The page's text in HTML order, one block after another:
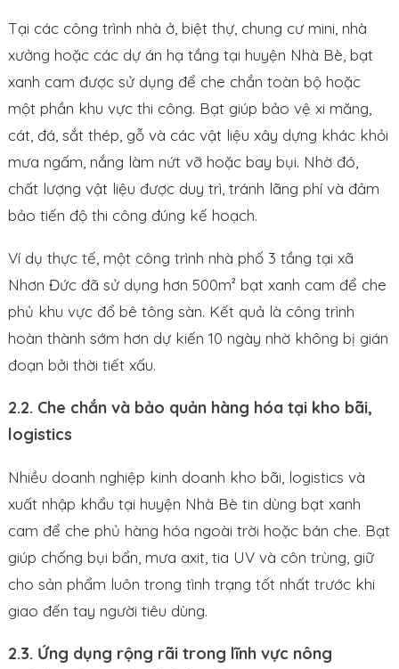
Tại các công trình nhà ở, biệt thự, chung cư mini, nhà
xưởng hoặc các dự án hạ tầng tại huyện Nhà Bè, bạt
xanh cam được sử dụng để che chắn toàn bộ hoặc
một phần khu vực thi công. Bạt giúp bảo vệ xi măng,
cát, đá, sắt thép, gỗ và các vật liệu xây dựng khác khỏi
mưa ngấm, nắng làm nứt vỡ hoặc bay bụi. Nhờ đó,
chất lượng vật liệu được duy trì, tránh lãng phí và đảm
bảo tiến độ thi công đúng kế hoạch.
Ví dụ thực tế, một công trình nhà phố 3 tầng tại xã
Nhơn Đức đã sử dụng hơn 500m² bạt xanh cam để che
phủ khu vực đổ bê tông sàn. Kết quả là công trình
hoàn thành sớm hơn dự kiến 10 ngày nhờ không bị gián
đoạn bởi thời tiết xấu.
2.2. Che chắn và bảo quản hàng hóa tại kho bãi,
logistics
Nhiều doanh nghiệp kinh doanh kho bãi, logistics và
xuất nhập khẩu tại huyện Nhà Bè tin dùng bạt xanh
cam để che phủ hàng hóa ngoài trời hoặc bán che. Bạt
giúp chống bụi bẩn, mưa axit, tia UV và côn trùng, giữ
cho sản phẩm luôn trong tình trạng tốt nhất trước khi
giao đến tay người tiêu dùng.
2.3. Ứng dụng rộng rãi trong lĩnh vực nông